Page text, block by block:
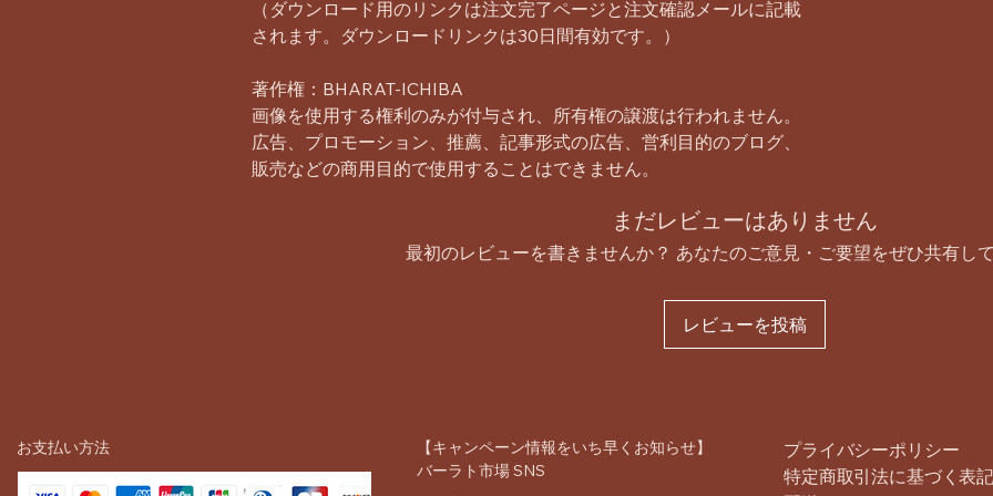
（ダウンロード用のリンクは注文完了ページと注文確認メールに記載
されます。ダウンロードリンクは30日間有効です。）
著作権：BHARAT-ICHIBA
画像を使用する権利のみが付与され、所有権の譲渡は行われません。
広告、プロモーション、推薦、記事形式の広告、営利目的のブログ、
販売などの商用目的で使用することはできません。
まだレビューはありません
最初のレビューを書きませんか？ あなたのご意見・ご要望をぜひ共有して
レビューを投稿
お支払い方法
【キャンペーン情報をいち早くお知らせ】
バーラト市場 SNS
プライバシーポリシー
特定商取引法に基づく表記